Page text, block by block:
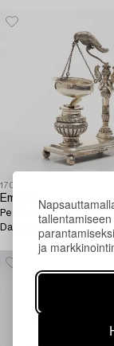
ja
1707907
Empire
Perfume burner, silver,
Daniel Blomsterwall,